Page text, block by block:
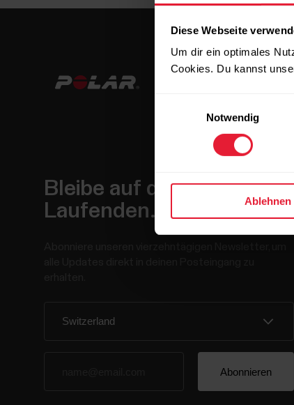
Diese Webseite
Um dir ein optimales
Cookies. Du kannst
Notwendig
Ablehnen
Bleibe auf dem
Laufenden.